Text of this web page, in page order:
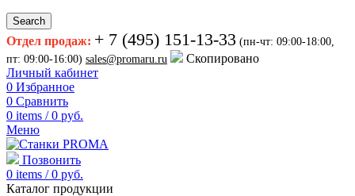
Search
Отдел продаж: + 7 (495) 151-13-33 (пн-чт: 09:00-18:00,
пт: 09:00-16:00) sales@promaru.ru
Скопировано
Личный кабинет
0 Избранное
0 Сравнить
0 items / 0 руб.
Меню
Позвонить
0 items / 0 руб.
Каталог продукции